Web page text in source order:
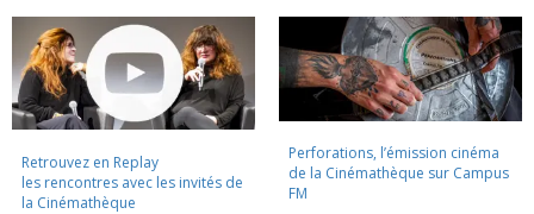
Retrouvez en Replay
les rencontres avec les invités de
la Cinémathèque
Perforations, l’émission cinéma
de la Cinémathèque sur Campus
FM